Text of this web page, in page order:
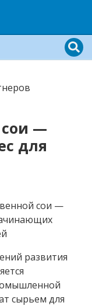
сои —
для
развития
сырьем для